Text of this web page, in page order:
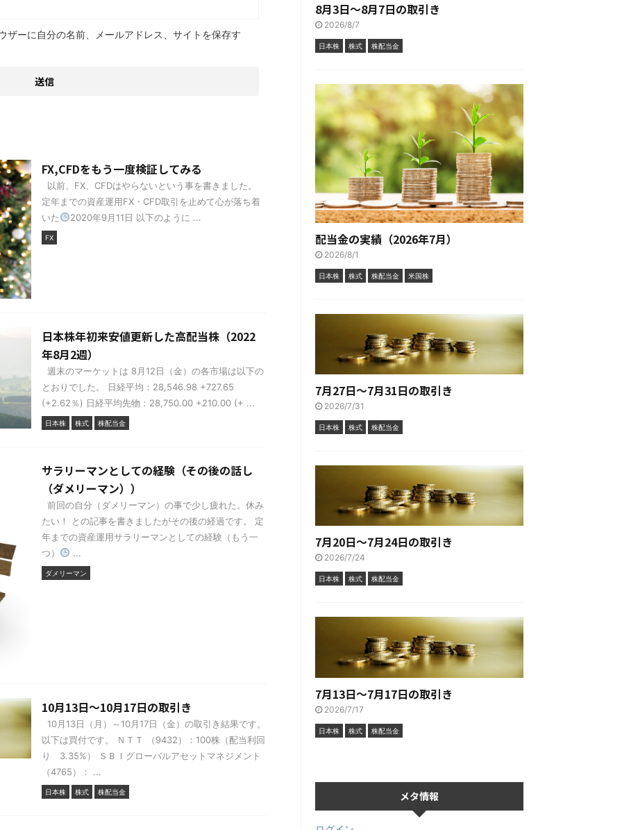
ザーに自分の名前、メールアドレス、サイトを保存す
FX,CFDをもう一度検証してみる
以前、FX、CFDはやらないという事を書きました。
定年までの資産運用FX・CFD取引を止めて心が落ち着
いた
2020年9月11日 以下のように ...
FX
日本株年初来安値更新した高配当株（2022
年8月2週）
週末のマーケットは 8月12日（金）の各市場は以下の
とおりでした。 日経平均：28,546.98 +727.65
(+2.62％) 日経平均先物：28,750.00 +210.00 (+ ...
日本株 株式 株配当金
サラリーマンとしての経験（その後の話し
（ダメリーマン））
前回の自分（ダメリーマン）の事で少し疲れた。休み
たい！ との記事を書きましたがその後の経過です。 定
年までの資産運用サラリーマンとしての経験（もう一
つ）
...
ダメリーマン
10月13日～10月17日の取引き
10月13日（月）～10月17日（金）の取引き結果です。
以下は買付です。 ＮＴＴ （9432）：100株（配当利回
り 3.35%） ＳＢＩグローバルアセットマネジメント
（4765）： ...
日本株 株式 株配当金
8月3日～8月7日の取引き
2026/8/7
日本株 株式 株配当金
配当金の実績（2026年7月）
2026/8/1
日本株 株式 株配当金 米国株
7月27日～7月31日の取引き
2026/7/31
日本株 株式 株配当金
7月20日～7月24日の取引き
2026/7/24
日本株 株式 株配当金
7月13日～7月17日の取引き
2026/7/17
日本株 株式 株配当金
メタ情報